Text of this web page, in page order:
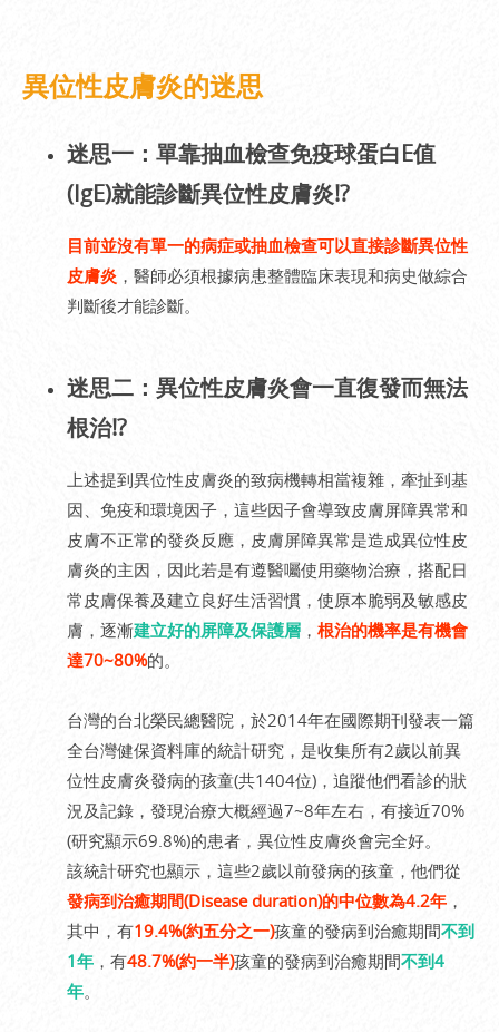
異位性皮膚炎的迷思
迷思一：單靠抽血檢查免疫球蛋白E值
(IgE)就能診斷異位性皮膚炎!?
目前並沒有單一的病症或抽血檢查可以直接診斷異位性
皮膚炎 ，醫師必須根據病患整體臨床表現和病史做綜合
判斷後才能診斷。
迷思二：異位性皮膚炎會一直復發而無法
根治!?
上述提到異位性皮膚炎的致病機轉相當複雜，牽扯到基
因、免疫和環境因子，這些因子會導致皮膚屏障異常和
皮膚不正常的發炎反應，皮膚屏障異常是造成異位性皮
膚炎的主因，因此若是有遵醫囑使用藥物治療，搭配日
常皮膚保養及建立良好生活習慣，使原本脆弱及敏感皮
膚，逐漸建立好的屏障及保護層 ， 根治的機率是有機會
達70~80%的。
台灣的台北榮民總醫院，於2014年在國際期刊發表一篇
全台灣健保資料庫的統計研究，是收集所有2歲以前異
位性皮膚炎發病的孩童(共1404位)，追蹤他們看診的狀
況及記錄，發現治療大概經過7~8年左右，有接近70%
(研究顯示69.8%)的患者，異位性皮膚炎會完全好。
該統計研究也顯示，這些2歲以前發病的孩童，他們從
發病到治癒期間(Disease duration)的中位數為4.2年 ，
其中，有19.4%(約五分之一)孩童的發病到治癒期間不到
1年 ，有48.7%(約一半)孩童的發病到治癒期間不到4
年。